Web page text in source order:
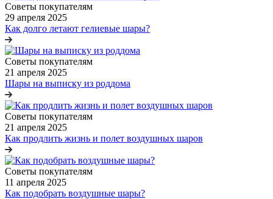
Советы покупателям
29 апреля 2025
Как долго летают гелиевые шары?
Советы покупателям
21 апреля 2025
Шары на выписку из роддома
Советы покупателям
21 апреля 2025
Как продлить жизнь и полет воздушных шаров
Советы покупателям
11 апреля 2025
Как подобрать воздушные шары?